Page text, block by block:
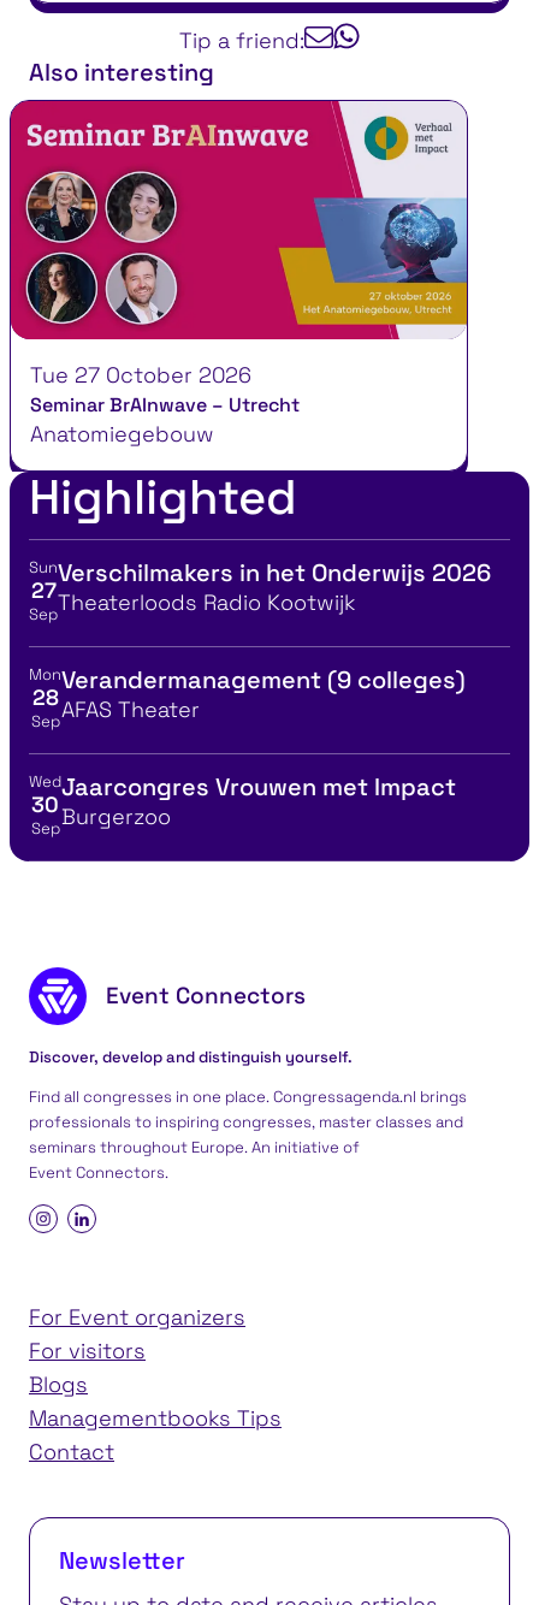
Tip a friend:
Also interesting
Seminar BrAInwave – Utrecht
Tue 27 October 2026
Anatomiegebouw
Highlighted
View event details for:
Sun
27
Sep
Verschilmakers in het Onderwijs 2026
Location
Theaterloods Radio Kootwijk
View event details for:
Mon
28
Sep
Verandermanagement (9 colleges)
Location
AFAS Theater
View event details for:
Wed
30
Sep
Jaarcongres Vrouwen met Impact
Location
Burgerzoo
Footer content
Event Connectors
Discover, develop and distinguish yourself.
Find all congresses in one place. Congressagenda.nl brings
professionals to inspiring congresses, master classes and
seminars throughout Europe. An initiative of
Event Connectors.
For Event organizers
For visitors
Blogs
Managementbooks Tips
Contact
Newsletter